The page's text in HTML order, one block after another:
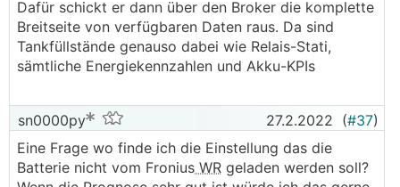
Dafür schickt er dann über den Broker die komplette
Breitseite von verfügbaren Daten raus. Da sind
Tankfüllstände genauso dabei wie Relais-Stati,
sämtliche Energiekennzahlen und Akku-KPIs
sn0000py 27.2.2022 (#37)
Eine Frage wo finde ich die Einstellung das die
Batterie nicht vom Fronius WR geladen werden soll?